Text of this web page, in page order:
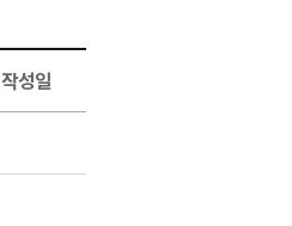
작성일